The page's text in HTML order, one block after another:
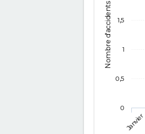
Nombre d'accidents
Janvier
0
0,5
1
1,5